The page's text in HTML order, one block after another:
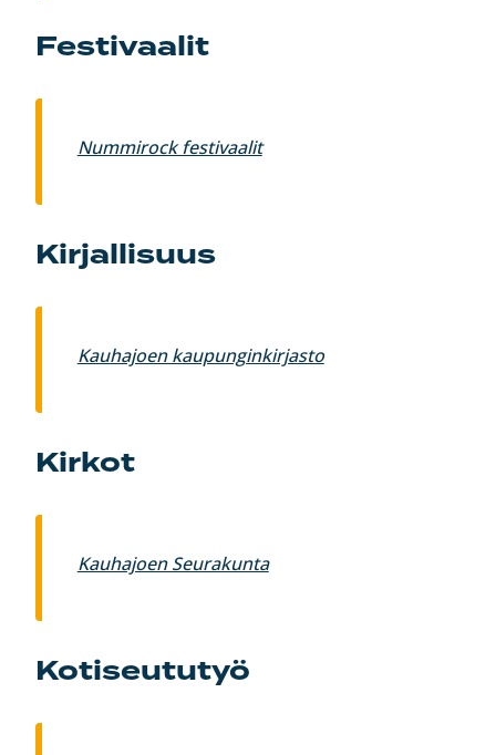
Festivaalit
Nummirock festivaalit
Kirjallisuus
Kauhajoen kaupunginkirjasto
Kirkot
Kauhajoen Seurakunta
Kotiseututyö